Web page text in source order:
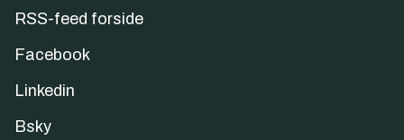
RSS-feed forside
Facebook
Linkedin
Bsky